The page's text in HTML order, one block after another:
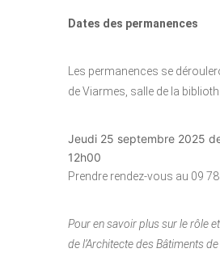
Dates des permanences
Les permanences se
de Viarmes, salle de la
Jeudi 25 septembre 2025
12h00
Prendre rendez-vous au 09
Pour en savoir plus sur le rôle
de l’Architecte des Bâtiments